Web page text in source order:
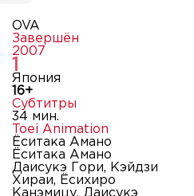
OVA
Завершён
2007
1
Япония
16+
Субтитры
34 мин.
Toei Animation
Ёситака Амано
Ёситака Амано
Даисукэ Гори, Кэйдзи
Хираи, Ёсихиро
Канэмицу, Даисукэ